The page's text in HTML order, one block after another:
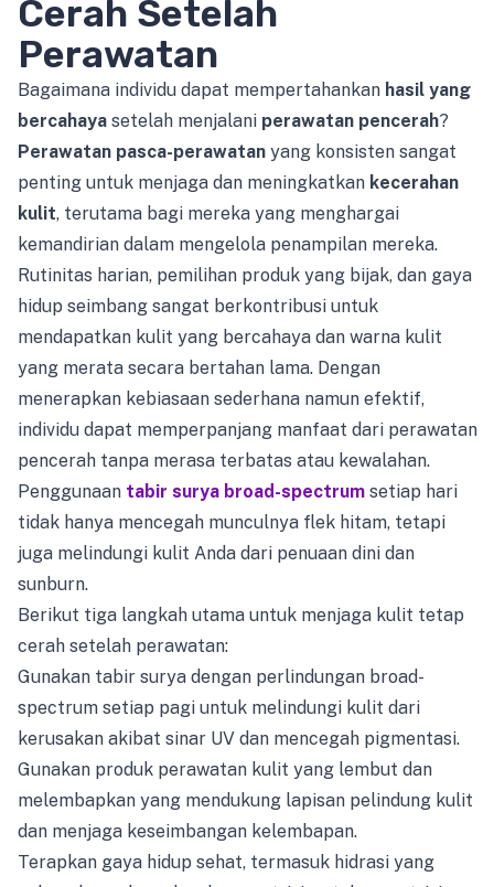
Cerah Setelah
Perawatan
Bagaimana individu dapat mempertahankan hasil yang
bercahaya setelah menjalani perawatan pencerah?
Perawatan pasca-perawatan yang konsisten sangat
penting untuk menjaga dan meningkatkan kecerahan
kulit, terutama bagi mereka yang menghargai
kemandirian dalam mengelola penampilan mereka.
Rutinitas harian, pemilihan produk yang bijak, dan gaya
hidup seimbang sangat berkontribusi untuk
mendapatkan kulit yang bercahaya dan warna kulit
yang merata secara bertahan lama. Dengan
menerapkan kebiasaan sederhana namun efektif,
individu dapat memperpanjang manfaat dari perawatan
pencerah tanpa merasa terbatas atau kewalahan.
Penggunaan tabir surya broad-spectrum setiap hari
tidak hanya mencegah munculnya flek hitam, tetapi
juga melindungi kulit Anda dari penuaan dini dan
sunburn.
Berikut tiga langkah utama untuk menjaga kulit tetap
cerah setelah perawatan:
Gunakan tabir surya dengan perlindungan broad-
spectrum setiap pagi untuk melindungi kulit dari
kerusakan akibat sinar UV dan mencegah pigmentasi.
Gunakan produk perawatan kulit yang lembut dan
melembapkan yang mendukung lapisan pelindung kulit
dan menjaga keseimbangan kelembapan.
Terapkan gaya hidup sehat, termasuk hidrasi yang